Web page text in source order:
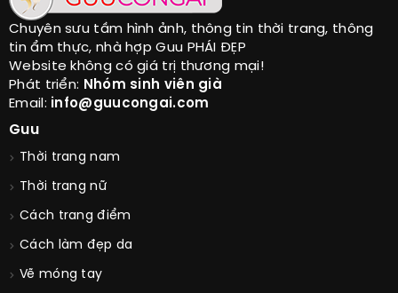
Chuyên sưu tầm hình ảnh, thông tin thời trang, thông
tin ẩm thực, nhà hợp Guu PHÁI ĐẸP
Website không có giá trị thương mại!
Phát triển: Nhóm sinh viên già
Email: info@guucongai.com
Guu
Thời trang nam
Thời trang nữ
Cách trang điểm
Cách làm đẹp da
Vẽ móng tay